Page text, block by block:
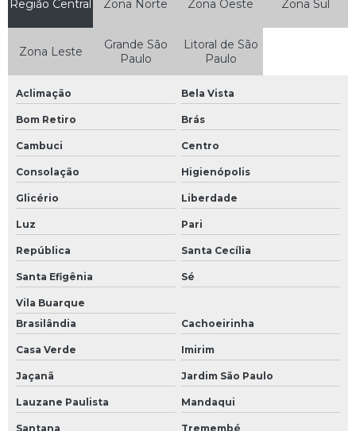
Região Central Zona Norte Zona Oeste Zona Sul
Zona Leste
Grande São
Paulo
Litoral de São
Paulo
Aclimação Bela Vista
Bom Retiro Brás
Cambuci Centro
Consolação Higienópolis
Glicério Liberdade
Luz Pari
República Santa Cecília
Santa Efigênia Sé
Vila Buarque
Brasilândia
Cachoeirinha
Casa Verde Imirim
Jaçanã Jardim São Paulo
Lauzane Paulista Mandaqui
Santana Tremembé